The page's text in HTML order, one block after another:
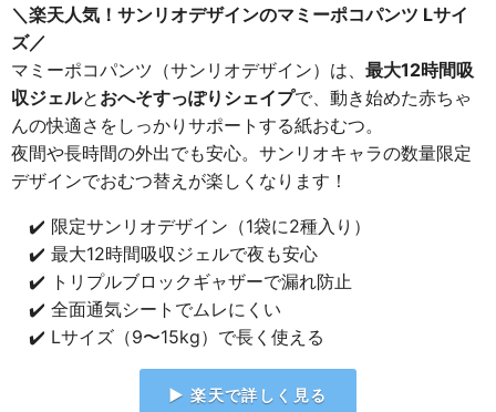
＼楽天人気！サンリオデザインのマミーポコパンツ Lサイ
ズ／
マミーポコパンツ（サンリオデザイン）は、 最大12時間吸
収ジェルと おへそすっぽりシェイプで、動き始めた赤ちゃ
んの快適さをしっかりサポートする紙おむつ。
夜間や長時間の外出でも安心。サンリオキャラの数量限定
デザインでおむつ替えが楽しくなります！
✔️ 限定サンリオデザイン（1袋に2種入り）
✔️ 最大12時間吸収ジェルで夜も安心
✔️ トリプルブロックギャザーで漏れ防止
✔️ 全面通気シートでムレにくい
✔️ Lサイズ（9〜15kg）で長く使える
▶ 楽天で詳しく見る